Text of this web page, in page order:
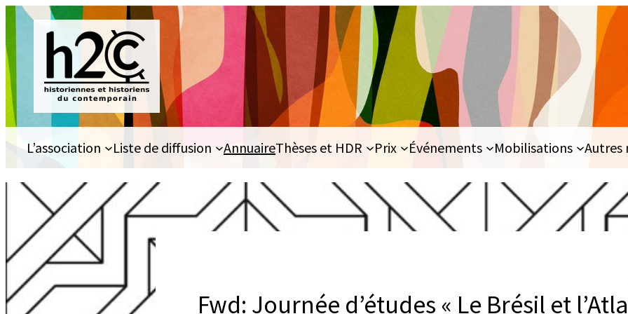
Aller
au
contenu
L’association Liste de diffusion AnnuaireThèses et HDR Prix Événements Mobilisations Autres
Fwd: Journée d’études « Le Brésil et